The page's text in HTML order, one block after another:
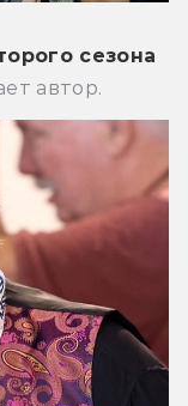
сезона
автор.